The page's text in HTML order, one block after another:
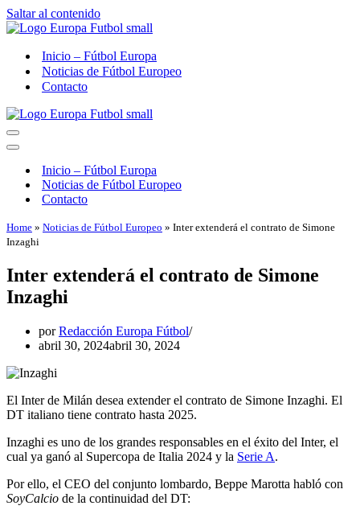
Saltar al contenido
Inicio – Fútbol Europa
Noticias de Fútbol Europeo
Contacto
Menú
de
Menú
navegaciónInicio – Fútbol Europa
Noticias de Fútbol Europeo
Contacto
Home » Noticias de Fútbol Europeo » Inter extenderá el contrato de Simone
Inzaghi
Inter extenderá el contrato de Simone
Inzaghi
porRedacción Europa Fútbol
abril 30, 2024abril 30, 2024
El Inter de Milán desea extender el contrato de Simone Inzaghi. El
DT italiano tiene contrato hasta 2025.
Inzaghi es uno de los grandes responsables en el éxito del Inter, el
cual ya ganó al Supercopa de Italia 2024 y la Serie A.
Por ello, el CEO del conjunto lombardo, Beppe Marotta habló con
SoyCalcio de la continuidad del DT: